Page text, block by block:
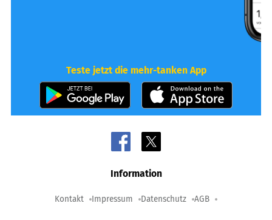
Teste jetzt die mehr-tanken App
Information
Kontakt Impressum Datenschutz AGB